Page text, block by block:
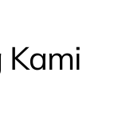
Kami